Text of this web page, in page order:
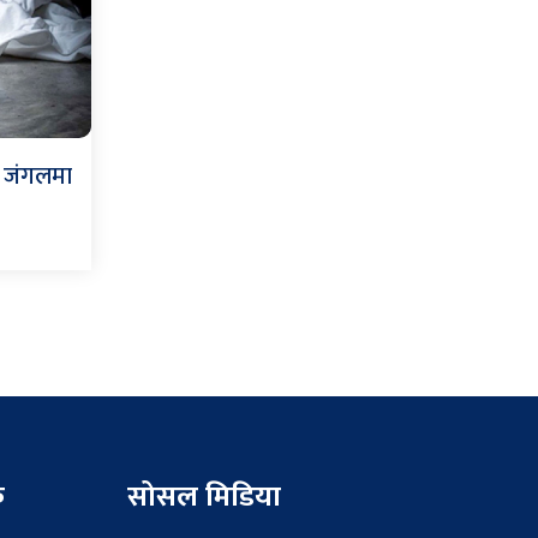
जंगलमा
सोसल मिडिया